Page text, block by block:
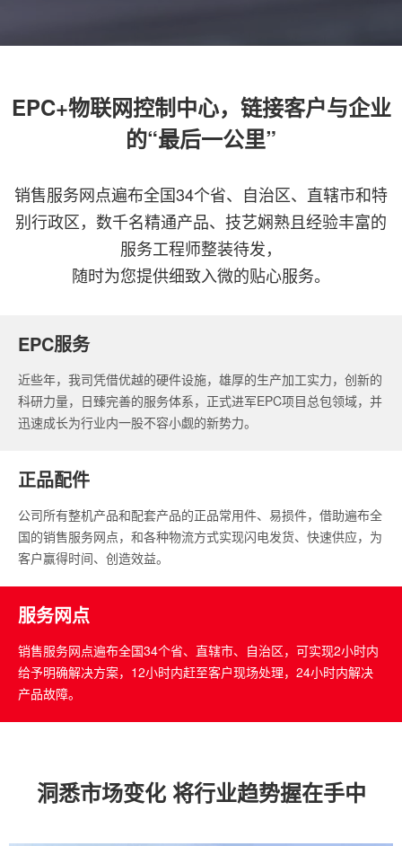
EPC+物联网控制中心，链接客户与企业
的“最后一公里”
销售服务网点遍布全国34个省、自治区、直辖市和特
别行政区，数千名精通产品、技艺娴熟且经验丰富的
服务工程师整装待发，
随时为您提供细致入微的贴心服务。
EPC服务
近些年，我司凭借优越的硬件设施，雄厚的生产加工实力，创新的
科研力量，日臻完善的服务体系，正式进军EPC项目总包领域，并
迅速成长为行业内一股不容小觑的新势力。
正品配件
公司所有整机产品和配套产品的正品常用件、易损件，借助遍布全
国的销售服务网点，和各种物流方式实现闪电发货、快速供应，为
客户赢得时间、创造效益。
服务网点
销售服务网点遍布全国34个省、直辖市、自治区，可实现2小时内
给予明确解决方案，12小时内赶至客户现场处理，24小时内解决
产品故障。
洞悉市场变化 将行业趋势握在手中